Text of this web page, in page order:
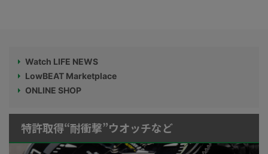
Watch LIFE NEWS
LowBEAT Marketplace
ONLINE SHOP
特許取得“耐衝撃”ウオッチなど